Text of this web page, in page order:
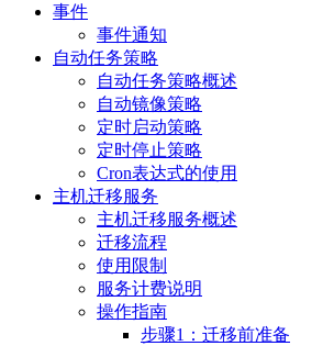
事件
事件通知
自动任务策略
自动任务策略概述
自动镜像策略
定时启动策略
定时停止策略
Cron表达式的使用
主机迁移服务
主机迁移服务概述
迁移流程
使用限制
服务计费说明
操作指南
步骤1：迁移前准备